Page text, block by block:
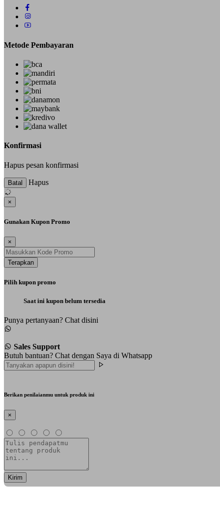
Metode Pembayaran
Konfirmasi
Hapus pesan konfirmasi
Batal Hapus
×
Gunakan Kupon Promo
×
Terapkan
Pilih kupon promo
Saat ini kupon belum tersedia
Punya pertanyaan? Chat disini
Sales Support
Butuh bantuan? Chat dengan Saya di Whatsapp
Berikan penilaianmu untuk produk ini
×
Kirim